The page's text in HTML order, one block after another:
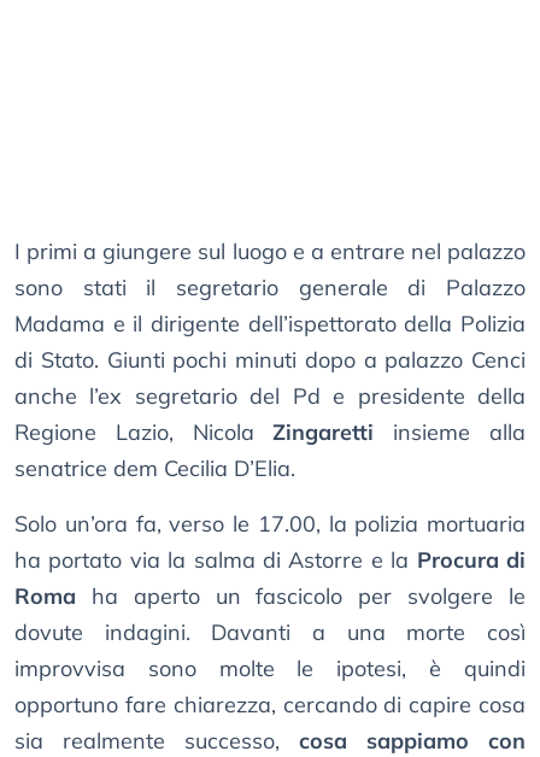
I primi a giungere sul luogo e a entrare nel palazzo
sono stati il segretario generale di Palazzo
Madama e il dirigente dell’ispettorato della Polizia
di Stato. Giunti pochi minuti dopo a palazzo Cenci
anche l’ex segretario del Pd e presidente della
Regione Lazio, NicolaZingaretti insieme alla
senatrice dem Cecilia D’Elia.
Solo un’ora fa, verso le 17.00, la polizia mortuaria
ha portato via la salma di Astorre e la Procura di
Roma ha aperto un fascicolo per svolgere le
dovute indagini. Davanti a una morte così
improvvisa sono molte le ipotesi, è quindi
opportuno fare chiarezza, cercando di capire cosa
sia realmente successo, cosa sappiamo con